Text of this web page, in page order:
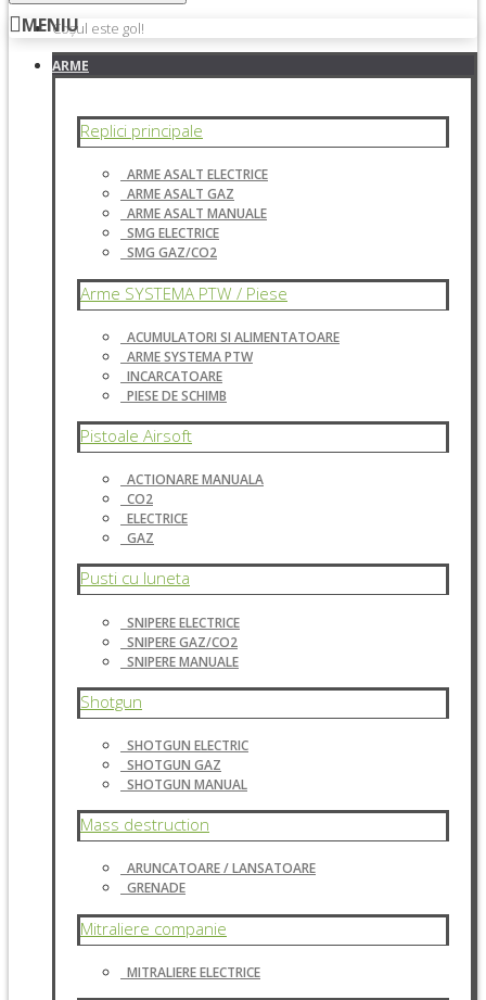
Coșul este gol!
MENIU
ARME
Replici principale
ARME ASALT ELECTRICE
ARME ASALT GAZ
ARME ASALT MANUALE
SMG ELECTRICE
SMG GAZ/CO2
Arme SYSTEMA PTW / Piese
ACUMULATORI SI ALIMENTATOARE
ARME SYSTEMA PTW
INCARCATOARE
PIESE DE SCHIMB
Pistoale Airsoft
ACTIONARE MANUALA
CO2
ELECTRICE
GAZ
Pusti cu luneta
SNIPERE ELECTRICE
SNIPERE GAZ/CO2
SNIPERE MANUALE
Shotgun
SHOTGUN ELECTRIC
SHOTGUN GAZ
SHOTGUN MANUAL
Mass destruction
ARUNCATOARE / LANSATOARE
GRENADE
Mitraliere companie
MITRALIERE ELECTRICE